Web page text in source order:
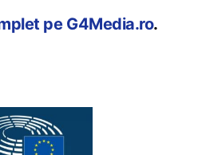
pe G4Media.ro.